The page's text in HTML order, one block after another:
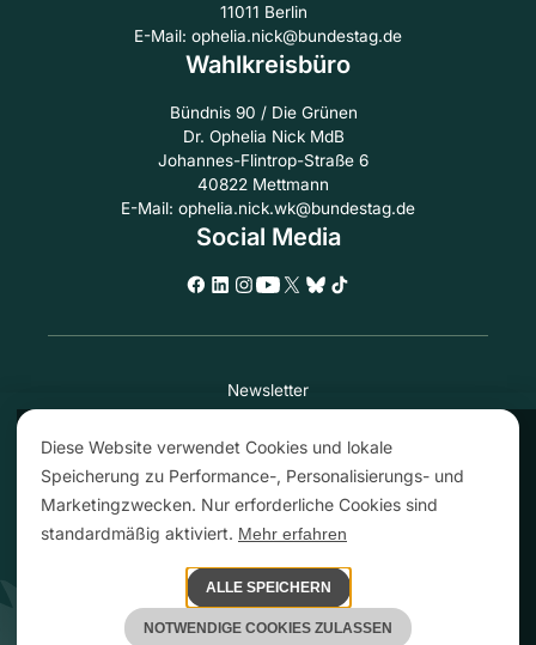
11011 Berlin
E-Mail: ophelia.nick@bundestag.de
Wahlkreisbüro
Bündnis 90 / Die Grünen
Dr. Ophelia Nick MdB
Johannes-Flintrop-Straße 6
40822 Mettmann
E-Mail: ophelia.nick.wk@bundestag.de
Social Media
Newsletter
Impressum
Leichte Sprache
Barrierefreiheit
Datenschutzerklärung
Copyright | Webdesign byALEKS & SHANTU GmbH
Diese Website verwendet Cookies und lokale
Speicherung zu Performance-, Personalisierungs- und
Marketingzwecken. Nur erforderliche Cookies sind
standardmäßig aktiviert. Mehr erfahren
ALLE SPEICHERN
NOTWENDIGE COOKIES ZULASSEN